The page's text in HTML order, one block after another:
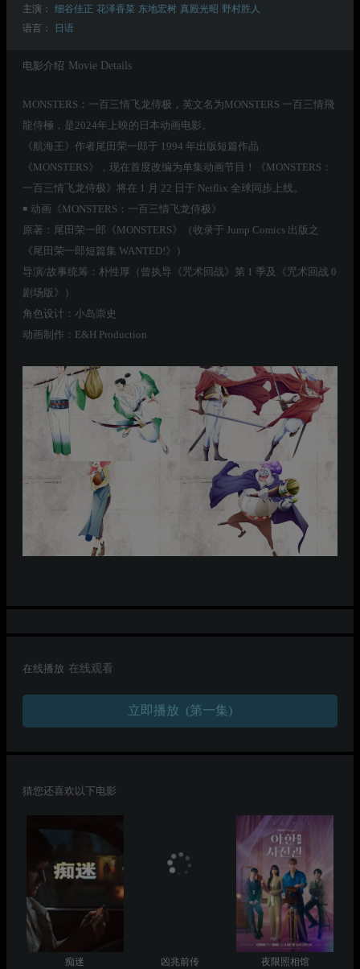
主演：
细谷佳正 花泽香菜 东地宏树 真殿光昭 野村胜人
语言：
日语
电影介绍 Movie Details
MONSTERS：一百三情飞龙侍极，英文名为MONSTERS 一百三情飛
龍侍極，是2024年上映的日本动画电影。
《航海王》作者尾田荣一郎于 1994 年出版短篇作品
《MONSTERS》，现在首度改编为单集动画节目！《MONSTERS：
一百三情飞龙侍极》将在 1 月 22 日于 Netflix 全球同步上线。
￭ 动画《MONSTERS：一百三情飞龙侍极》
原著：尾田荣一郎《MONSTERS》（收录于 Jump Comics 出版之
《尾田荣一郎短篇集 WANTED!》）
导演/故事统筹：朴性厚（曾执导《咒术回战》第 1 季及《咒术回战 0
剧场版》）
角色设计：小岛崇史
动画制作：E&H Production
在线播放 在线观看
立即播放 (第一集)
猜您还喜欢以下电影
痴迷 凶兆前传 夜限照相馆